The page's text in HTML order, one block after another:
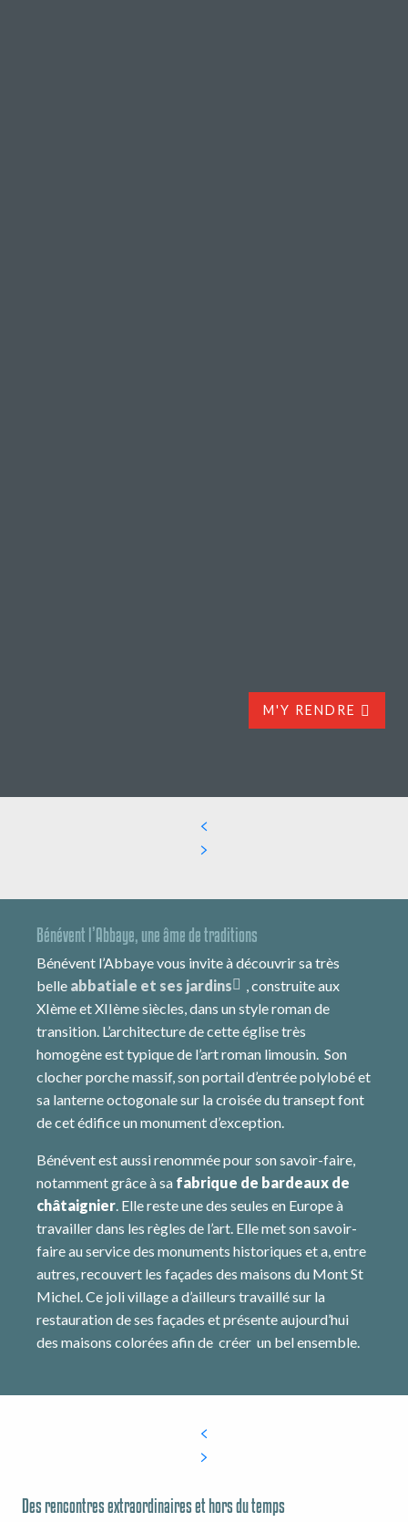
M'Y RENDRE
Bénévent l’Abbaye, une âme de traditions
Bénévent l’Abbaye vous invite à découvrir sa très
belle abbatiale et ses jardins
, construite aux
XIème et XIIème siècles, dans un style roman de
transition. L’architecture de cette église très
homogène est typique de l’art roman limousin. Son
clocher porche massif, son portail d’entrée polylobé et
sa lanterne octogonale sur la croisée du transept font
de cet édifice un monument d’exception.
Bénévent est aussi renommée pour son savoir-faire,
notamment grâce à sa fabrique de bardeaux de
châtaignier. Elle reste une des seules en Europe à
travailler dans les règles de l’art. Elle met son savoir-
faire au service des monuments historiques et a, entre
autres, recouvert les façades des maisons du Mont St
Michel. Ce joli village a d’ailleurs travaillé sur la
restauration de ses façades et présente aujourd’hui
des maisons colorées afin de créer un bel ensemble.
Des rencontres extraordinaires et hors du temps